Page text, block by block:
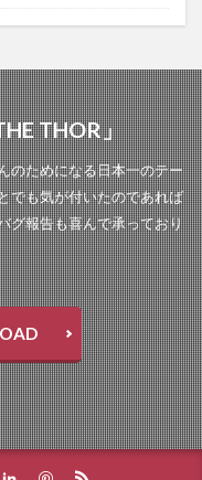
THOR」
のためになる日本一のテー
でも気が付いたのであれば
グ報告も喜んで承っており